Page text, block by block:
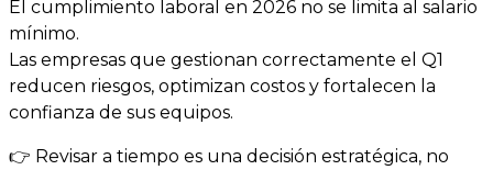
El cumplimiento laboral en 2026 no se limita al salario
mínimo.
Las empresas que gestionan correctamente el Q1
reducen riesgos, optimizan costos y fortalecen la
confianza de sus equipos.
👉 Revisar a tiempo es una decisión estratégica, no